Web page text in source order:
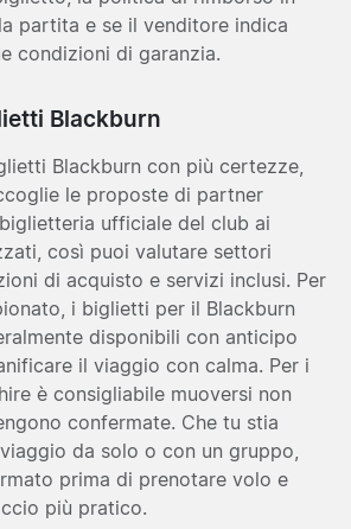
partita e se il venditore indica
condizioni di garanzia.
Blackburn
Blackburn con più certezze,
le proposte di partner
ufficiale del club ai
così puoi valutare settori
di acquisto e servizi inclusi. Per
i biglietti per il Blackburn
disponibili con anticipo
il viaggio con calma. Per i
è consigliabile muoversi non
confermate. Che tu stia
da solo o con un gruppo,
prima di prenotare volo e
più pratico.